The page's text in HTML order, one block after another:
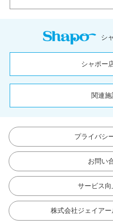
シ
シャポー
関連施
プライバシ
お問い
サービス
株式会社ジェイア